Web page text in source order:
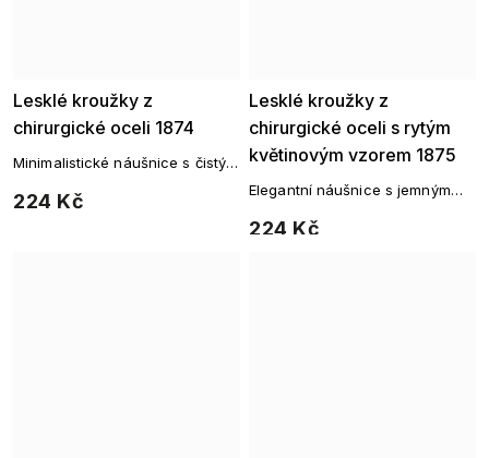
Lesklé kroužky z
chirurgické oceli 1874
224 Kč
Minimalistické náušnice s čistým
pro každodenní styl.
Lesklé kroužky z
chirurgické oceli s rytým
květinovým vzorem 1875
224 Kč
Elegantní náušnice s jemným
podtrhnou přirozený půvab